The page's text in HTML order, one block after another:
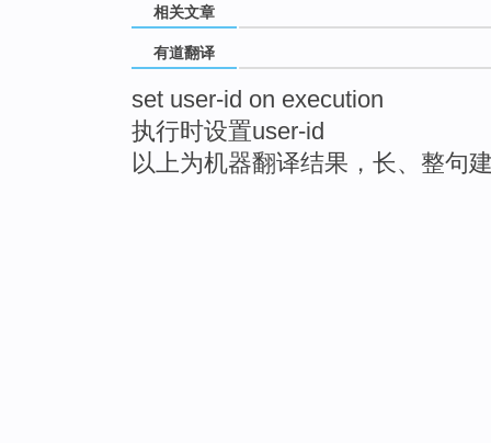
相关文章
有道翻译
set user-id on execution
执行时设置user-id
以上为机器翻译结果，长、整句